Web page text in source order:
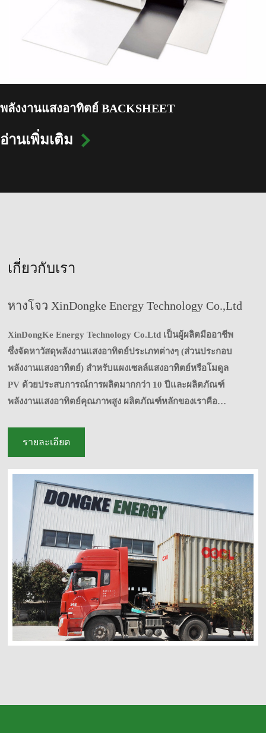
พลังงานแสงอาทิตย์ BACKSHEET
อ่านเพิ่มเติม 
เกี่ยวกับเรา
หางโจว XinDongke Energy Technology Co.,Ltd
XinDongKe Energy Technology Co.Ltd เป็นผู้ผลิตมืออาชีพ
ซึ่งจัดหาวัสดุพลังงานแสงอาทิตย์ประเภทต่างๆ (ส่วนประกอบ
พลังงานแสงอาทิตย์) สำหรับแผงเซลล์แสงอาทิตย์หรือโมดูล
PV ด้วยประสบการณ์การผลิตมากกว่า 10 ปีและผลิตภัณฑ์
พลังงานแสงอาทิตย์คุณภาพสูง ผลิตภัณฑ์หลักของเราคือ
เนียม, กาวซิลิโคนพลังงานแสงอาทิตย์พร้อมบริการแบบครบ
วงจรสำหรับลูกค้า ผลิตภัณฑ์ทั้งหมด มีใบรับรอง ISO 9001
และ TUV ตั้งแต่ปี 2558 XinDongKe พลังงานเริ่มธุรกิจส่ง
ออกและได้ส่งออกไปยังยุโรป เยอรมนี สหราชอาณาจักร
อิตาลี โปแลนด์ สเปน อินโดนีเซีย มาเลเซีย สิงคโปร์ บราซิล
สหรัฐอเมริกา ตุรกี สวีเดน อียิปต์ โมร็อกโก มาลี ฯลฯ
มากกว่า 60 ประเทศ ดังนั้น ไกล.
รายละเอียด